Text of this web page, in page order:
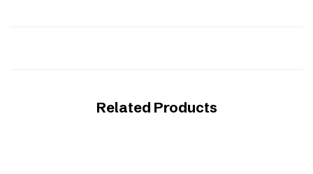
Related Products